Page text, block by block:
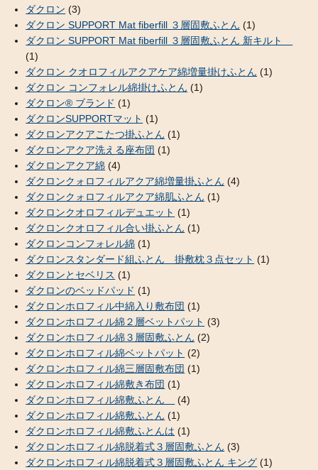
ダクロン (3)
ダクロン SUPPORT Mat fiberfill ３層固敷ふとん (1)
ダクロン SUPPORT Mat fiberfill ３層固敷ふとん 新キルト
(1)
ダクロン クオロフィルアクアケア綿増量掛けふとん (1)
ダクロン コンフォレル綿掛けふとん (1)
ダクロン® ブランド (1)
ダクロンSUPPORTマット (1)
ダクロンアクアこたつ掛ふとん (1)
ダクロンアクア洗える座布団 (1)
ダクロンアクア綿 (4)
ダクロンクォロフィルアクア綿増量掛ふとん (4)
ダクロンクォロフィルアクア綿肌ふとん (1)
ダクロンクオロフィルデュエット (1)
ダクロンクオロフィル合い掛ふとん (1)
ダクロンコンフォレル綿 (1)
ダクロンスタンダード組ふとん 掛敷枕３点セット (1)
ダクロンとセベリス (1)
ダクロンのベッドパッド (1)
ダクロンホロフィル中綿入り敷布団 (1)
ダクロンホロフィル綿２層ベットパット (3)
ダクロンホロフィル綿３層固敷ふとん (2)
ダクロンホロフィル綿ベットパット (2)
ダクロンホロフィル綿三層固敷布団 (1)
ダクロンホロフィル綿敷き布団 (1)
ダクロンホロフィル綿敷ふとん
(4)
ダクロンホロフィル綿敷ふとん (1)
ダクロンホロフィル綿敷ふとんは (1)
ダクロンホロフィル綿脱着式３層固敷ふとん (3)
ダクロンホロフィル綿脱着式３層固敷ふとん キング (1)